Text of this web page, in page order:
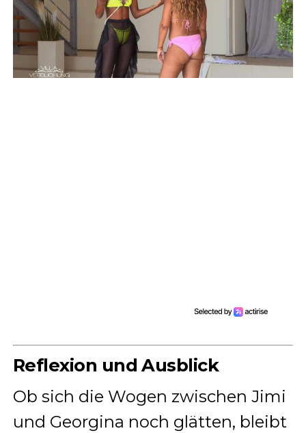
Reflexion und Ausblick
Ob sich die Wogen zwischen Jimi
und Georgina noch glätten, bleibt